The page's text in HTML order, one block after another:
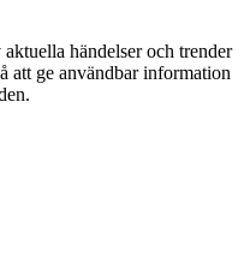
händelser och trender
att ge användbar information